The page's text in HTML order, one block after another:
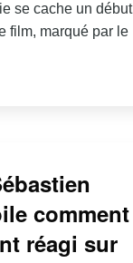
se cache un début
film, marqué par le
comment
réagi sur